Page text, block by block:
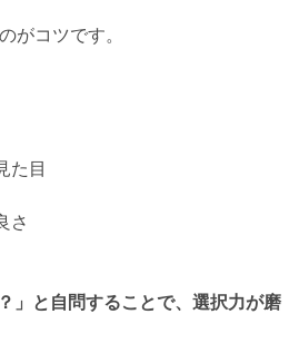
がコツです。
た目
さ
」と自問することで、選択力が磨